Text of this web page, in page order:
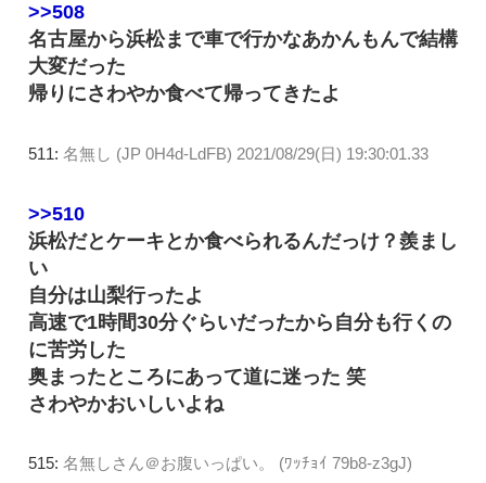
>>508
名古屋から浜松まで車で行かなあかんもんで結構
大変だった
帰りにさわやか食べて帰ってきたよ
511: 名無し (JP 0H4d-LdFB) 2021/08/29(日) 19:30:01.33
>>510
浜松だとケーキとか食べられるんだっけ？羨まし
い
自分は山梨行ったよ
高速で1時間30分ぐらいだったから自分も行くの
に苦労した
奥まったところにあって道に迷った 笑
さわやかおいしいよね
515: 名無しさん＠お腹いっぱい。 (ﾜｯﾁｮｲ 79b8-z3gJ)